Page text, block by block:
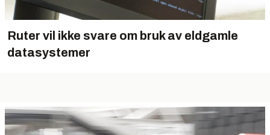
Ruter vil ikke svare om bruk av eldgamle
datasystemer